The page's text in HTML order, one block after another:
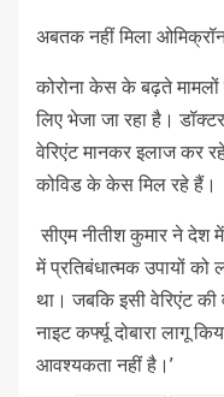
अबतक नहीं मिला
कोरोना केस के बढ़ते
लिए भेजा जा रहा है।
वेरिएंट मानकर इलाज कर
कोविड के केस मिल रहे हैं।
सीएम नीतीश कुमार ने देश
में प्रतिबंधात्मक उपायों
था। जबकि इसी वेरिएंट
नाइट कर्फ्यू दोबारा लागू
आवश्यकता नहीं है।’